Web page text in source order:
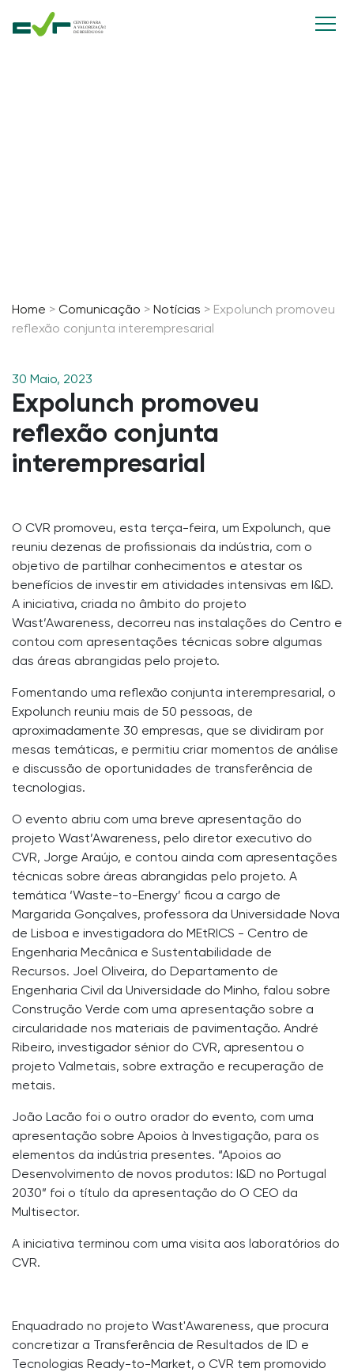
Home > Comunicação > Notícias > Expolunch promoveu
reflexão conjunta interempresarial
30 Maio, 2023
Expolunch promoveu
reflexão conjunta
interempresarial
O CVR promoveu, esta terça-feira, um Expolunch, que
reuniu dezenas de profissionais da indústria, com o
objetivo de partilhar conhecimentos e atestar os
benefícios de investir em atividades intensivas em I&D.
A iniciativa, criada no âmbito do projeto
Wast’Awareness, decorreu nas instalações do Centro e
contou com apresentações técnicas sobre algumas
das áreas abrangidas pelo projeto.
Fomentando uma reflexão conjunta interempresarial, o
Expolunch reuniu mais de 50 pessoas, de
aproximadamente 30 empresas, que se dividiram por
mesas temáticas, e permitiu criar momentos de análise
e discussão de oportunidades de transferência de
tecnologias.
O evento abriu com uma breve apresentação do
projeto Wast’Awareness, pelo diretor executivo do
CVR, Jorge Araújo, e contou ainda com apresentações
técnicas sobre áreas abrangidas pelo projeto. A
temática ‘Waste-to-Energy’ ficou a cargo de
Margarida Gonçalves, professora da Universidade Nova
de Lisboa e investigadora do MEtRICS - Centro de
Engenharia Mecânica e Sustentabilidade de
Recursos. Joel Oliveira, do Departamento de
Engenharia Civil da Universidade do Minho, falou sobre
Construção Verde com uma apresentação sobre a
circularidade nos materiais de pavimentação. André
Ribeiro, investigador sénior do CVR, apresentou o
projeto Valmetais, sobre extração e recuperação de
metais.
João Lacão foi o outro orador do evento, com uma
apresentação sobre Apoios à Investigação, para os
elementos da indústria presentes. “Apoios ao
Desenvolvimento de novos produtos: I&D no Portugal
2030” foi o título da apresentação do O CEO da
Multisector.
A iniciativa terminou com uma visita aos laboratórios do
CVR.
Enquadrado no projeto Wast'Awareness, que procura
concretizar a Transferência de Resultados de ID e
Tecnologias Ready-to-Market, o CVR tem promovido